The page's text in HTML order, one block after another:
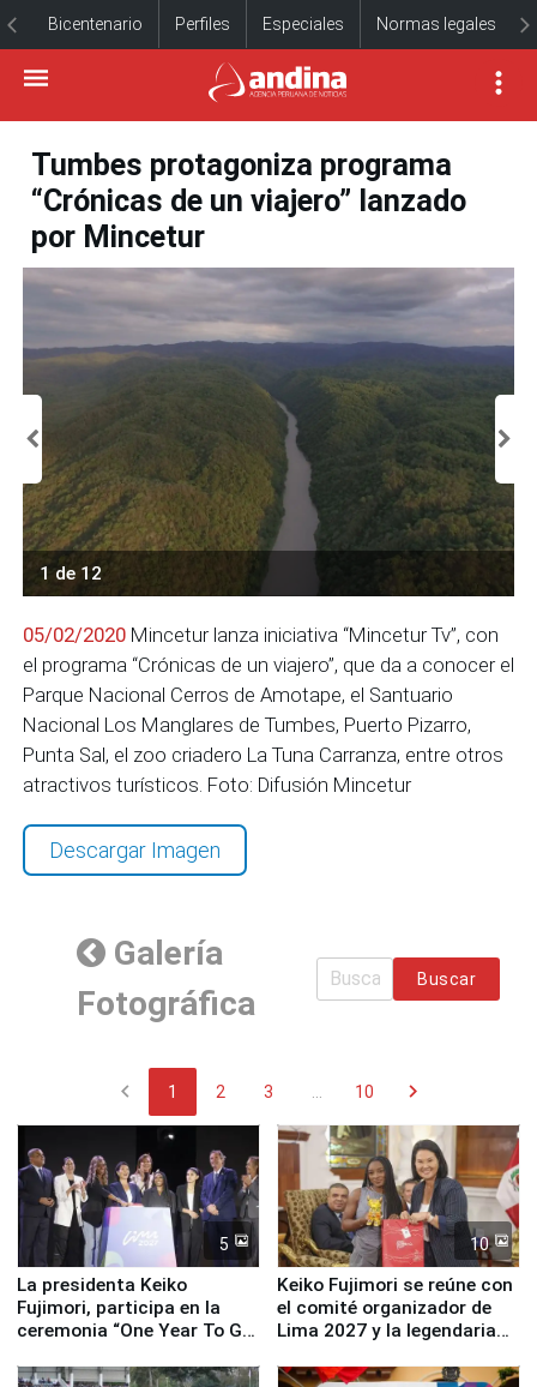
Bicentenario Perfiles Especiales Normas legales
Tumbes protagoniza programa
“Crónicas de un viajero” lanzado
por Mincetur
1 de 12
05/02/2020 Mincetur lanza iniciativa “Mincetur Tv”, con
el programa “Crónicas de un viajero”, que da a conocer el
Parque Nacional Cerros de Amotape, el Santuario
Nacional Los Manglares de Tumbes, Puerto Pizarro,
Punta Sal, el zoo criadero La Tuna Carranza, entre otros
atractivos turísticos. Foto: Difusión Mincetur
Descargar Imagen
Galería
Fotográfica
Buscar
chevron_left 1 2 3 10 chevron_right
5
La presidenta Keiko
Fujimori, participa en la
ceremonia “One Year To Go
10
Keiko Fujimori se reúne con
el comité organizador de
Lima 2027 y la legendaria